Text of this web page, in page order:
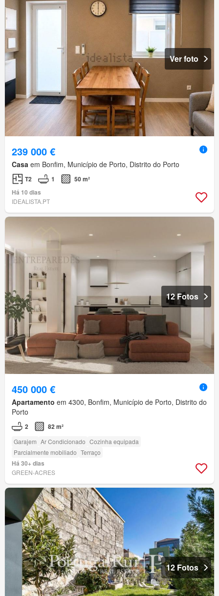
Ver foto
239 000 €
Casa em Bonfim, Município de Porto, Distrito do Porto
T2 1
50 m²
Há 10 dias
IDEALISTA.PT
12 Fotos
450 000 €
Apartamento em 4300, Bonfim, Município de Porto, Distrito do
Porto
2 82 m²
Garajem Ar Condicionado Cozinha equipada
Parcialmente mobiliado Terraço
Há 30+ dias
GREEN-ACRES
12 Fotos